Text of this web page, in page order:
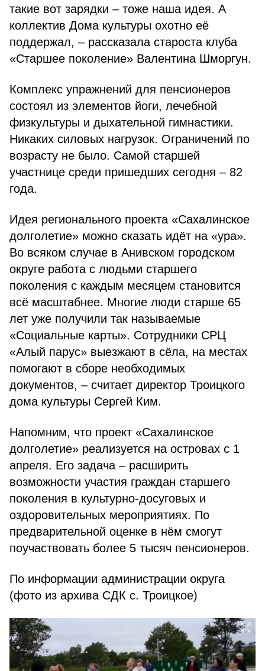
такие вот зарядки – тоже наша идея. А
коллектив Дома культуры охотно её
поддержал, – рассказала староста клуба
«Старшее поколение» Валентина Шморгун.
Комплекс упражнений для пенсионеров
состоял из элементов йоги, лечебной
физкультуры и дыхательной гимнастики.
Никаких силовых нагрузок. Ограничений по
возрасту не было. Самой старшей
участнице среди пришедших сегодня – 82
года.
Идея регионального проекта «Сахалинское
долголетие» можно сказать идёт на «ура».
Во всяком случае в Анивском городском
округе работа с людьми старшего
поколения с каждым месяцем становится
всё масштабнее. Многие люди старше 65
лет уже получили так называемые
«Социальные карты». Сотрудники СРЦ
«Алый парус» выезжают в сёла, на местах
помогают в сборе необходимых
документов, – считает директор Троицкого
дома культуры Сергей Ким.
Напомним, что проект «Сахалинское
долголетие» реализуется на островах с 1
апреля. Его задача – расширить
возможности участия граждан старшего
поколения в культурно-досуговых и
оздоровительных мероприятиях. По
предварительной оценке в нём смогут
поучаствовать более 5 тысяч пенсионеров.
По информации администрации округа
(фото из архива СДК с. Троицкое)